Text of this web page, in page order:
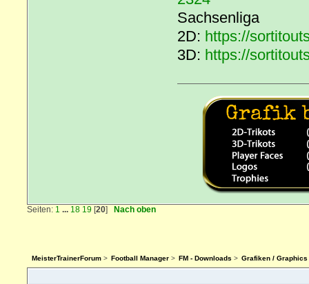
Sachsenliga
2D: https://
3D: https://
Seiten: 1 ... 18 19 [20] Nach oben
MeisterTrainerForum> Football Manager> FM - Downloads > Grafiken / Graphics